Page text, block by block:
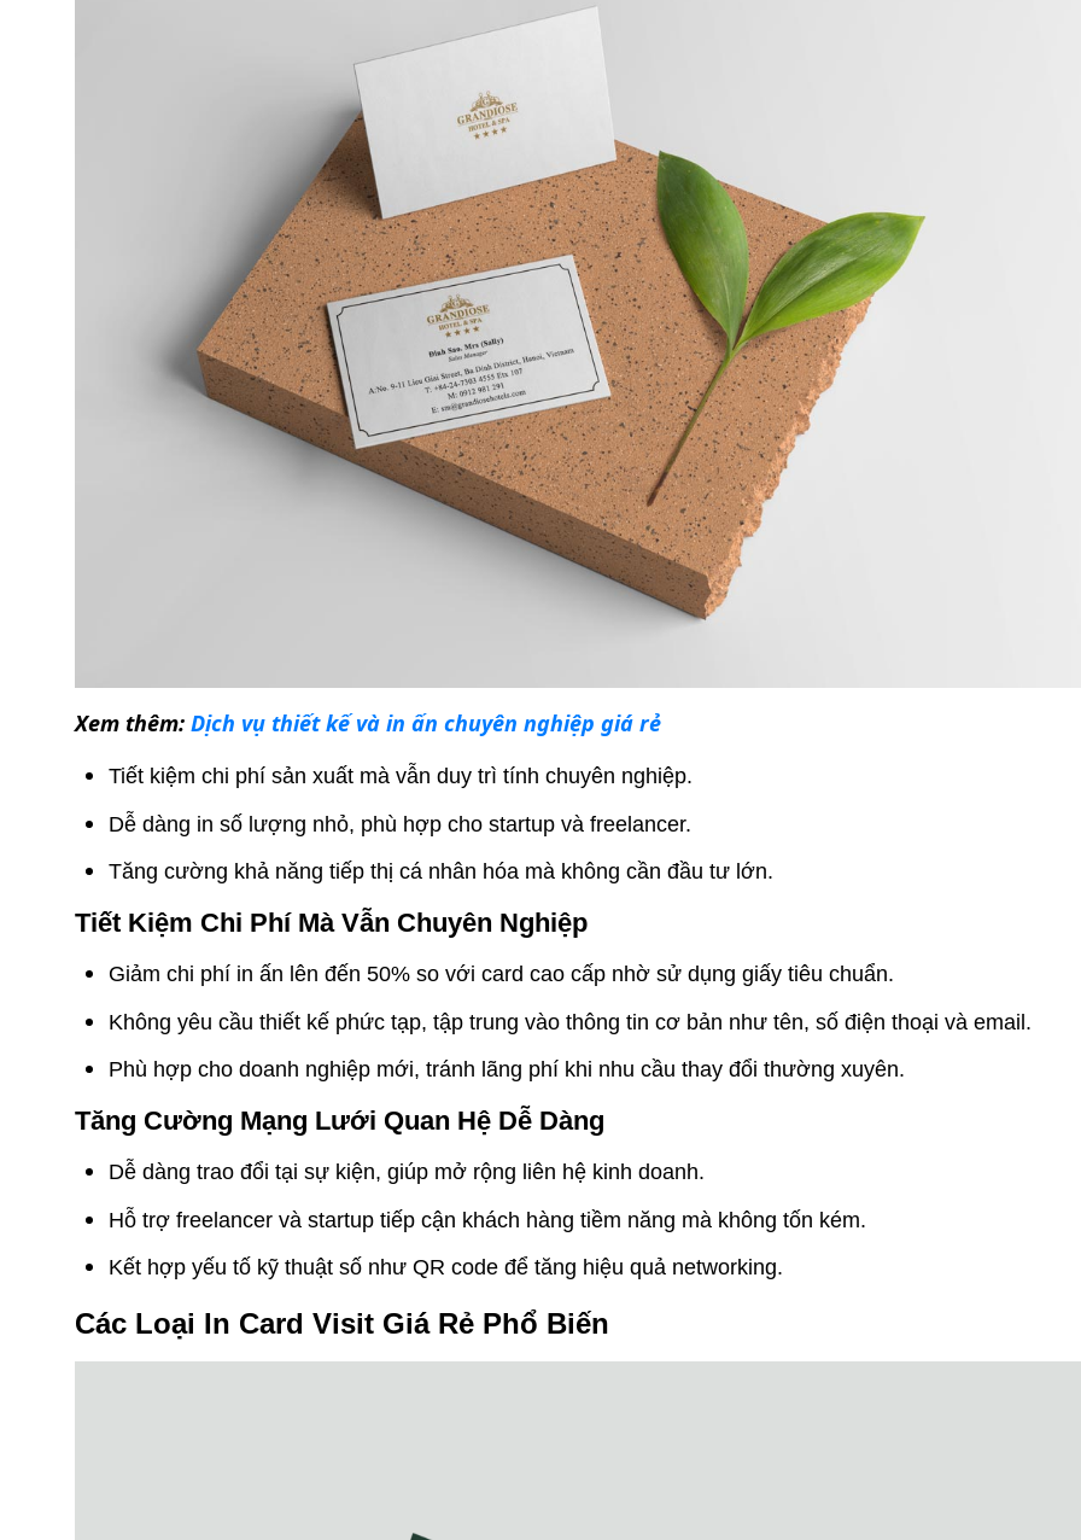
Xem thêm: Dịch vụ thiết kế và in ấn chuyên nghiệp giá rẻ
Tiết kiệm chi phí sản xuất mà vẫn duy trì tính chuyên nghiệp.
Dễ dàng in số lượng nhỏ, phù hợp cho startup và freelancer.
Tăng cường khả năng tiếp thị cá nhân hóa mà không cần đầu tư lớn.
Tiết Kiệm Chi Phí Mà Vẫn Chuyên Nghiệp
Giảm chi phí in ấn lên đến 50% so với card cao cấp nhờ sử dụng giấy tiêu chuẩn.
Không yêu cầu thiết kế phức tạp, tập trung vào thông tin cơ bản như tên, số điện thoại và email.
Phù hợp cho doanh nghiệp mới, tránh lãng phí khi nhu cầu thay đổi thường xuyên.
Tăng Cường Mạng Lưới Quan Hệ Dễ Dàng
Dễ dàng trao đổi tại sự kiện, giúp mở rộng liên hệ kinh doanh.
Hỗ trợ freelancer và startup tiếp cận khách hàng tiềm năng mà không tốn kém.
Kết hợp yếu tố kỹ thuật số như QR code để tăng hiệu quả networking.
Các Loại In Card Visit Giá Rẻ Phổ Biến